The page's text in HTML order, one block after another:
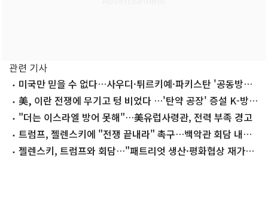
관련 기사
미국만 믿을 수 없다…사우디·튀르키예·파키스탄 '공동방위
협정' 체결(종합)
美, 이란 전쟁에 무기고 텅 비었다 …'탄약 공장' 증설 K-방산
기회"더는 이스라엘 방어 못해"…美유럽사령관, 전력 부족 경고
트럼프, 젤렌스키에 "전쟁 끝내라" 촉구…백악관 회담 내용
공개젤렌스키, 트럼프와 회담…"패트리엇 생산·평화협상 재가동